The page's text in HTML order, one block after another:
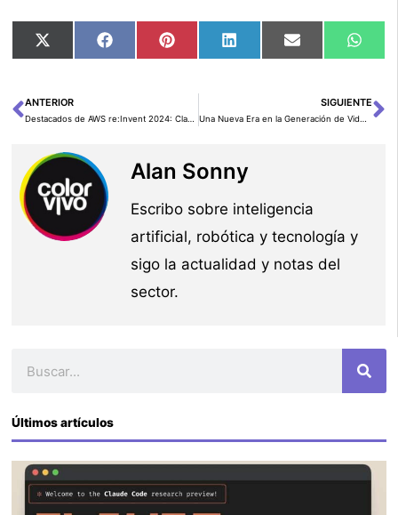
Compartir
en
X
Compartir
en
FacebookCompartir
en
PinterestCompartir
en
LinkedInCompartir
en
Email
en
Ant
ANTERIOR SIGUIENTE
Alan Sonny
Escribo sobre inteligencia
artificial, robótica y tecnología y
sigo la actualidad y notas del
sector.
Últimos artículos